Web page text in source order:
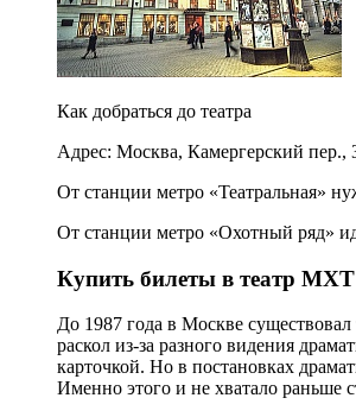
Как добраться до театра
Адрес: Москва, Камергерский пер.,
От станции метро «Театральная»
От станции метро «Охотный ряд»
Купить билеты в театр
До 1987 года в Москве
раскол из-за разного видения
карточкой. Но в постановках
Именно этого и не хватало раньше